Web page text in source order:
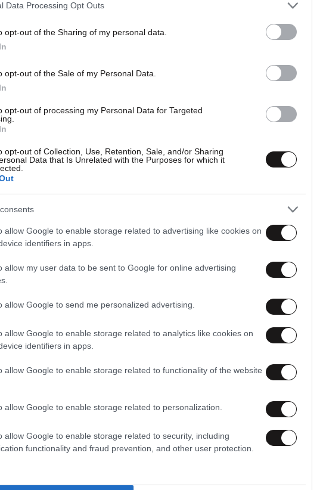
Data Processing Opt Outs
opt-out of the Sharing of my personal data.
opt-out of the Sale of my Personal Data.
opt-out of processing my Personal Data for Targeted
opt-out of Collection, Use, Retention, Sale, and/or Sharing
Data that Is Unrelated with the Purposes for which it
allow Google to enable storage related to advertising like cookies on
identifiers in apps.
allow my user data to be sent to Google for online advertising
allow Google to send me personalized advertising.
allow Google to enable storage related to analytics like cookies on
identifiers in apps.
allow Google to enable storage related to functionality of the website
allow Google to enable storage related to personalization.
allow Google to enable storage related to security, including
functionality and fraud prevention, and other user protection.
από το βορρά προς το νότο, μέχρι την
όπως πιστεύουν οι επιστήμονες, άλλαξε
του όγκου των παγετώνων στο βόρειο
πτώση της στάθμης της θάλασσας.
οι επιστήμονες- που «έκοψαν» την
του ωκεανού. Οι ερευνητές πιστεύουν ότι
αλλαγή εκείνη την εποχή, και όχι το
των ωκεανών πριν από 2,7 εκατ. χρόνια και
διοξειδίου του άνθρακα στην
μια επέκταση στο κάλυμμα πάγου στο
ερευνήτρια Stella Woodard.